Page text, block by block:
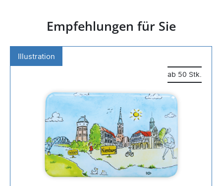
Empfehlungen für Sie
Illustration
ab 50 Stk.